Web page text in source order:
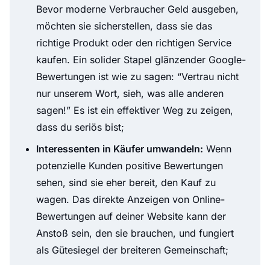
Bevor moderne Verbraucher Geld ausgeben,
möchten sie sicherstellen, dass sie das
richtige Produkt oder den richtigen Service
kaufen. Ein solider Stapel glänzender Google-
Bewertungen ist wie zu sagen: “Vertrau nicht
nur unserem Wort, sieh, was alle anderen
sagen!” Es ist ein effektiver Weg zu zeigen,
dass du seriös bist;
Interessenten in Käufer umwandeln: Wenn
potenzielle Kunden positive Bewertungen
sehen, sind sie eher bereit, den Kauf zu
wagen. Das direkte Anzeigen von Online-
Bewertungen auf deiner Website kann der
Anstoß sein, den sie brauchen, und fungiert
als Gütesiegel der breiteren Gemeinschaft;